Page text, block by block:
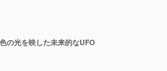
の光を映した未来的なUFO